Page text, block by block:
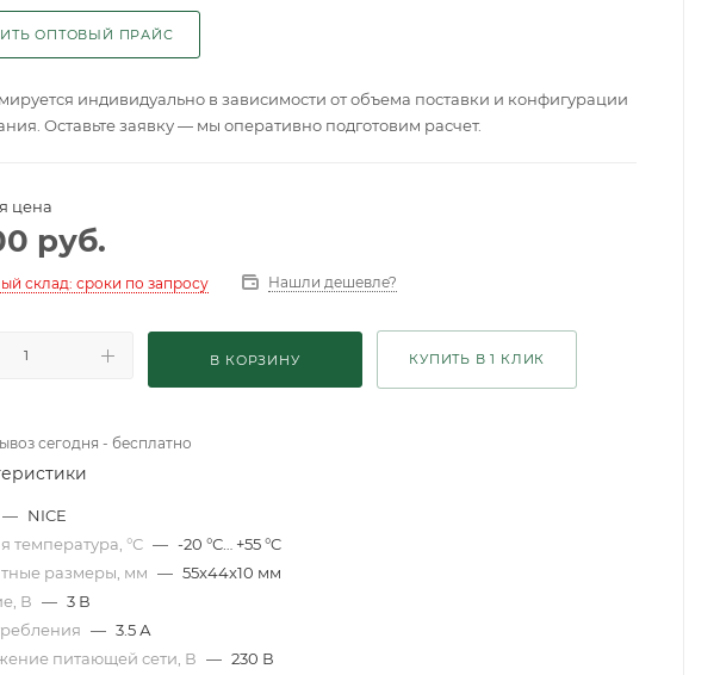
ОПТОВЫЙ ПРАЙС
индивидуально в зависимости от объема поставки и конфигурации
Оставьте заявку — мы оперативно подготовим расчет.
цена
руб.
склад: сроки по запросу Нашли дешевле?
В КОРЗИНУ КУПИТЬ В 1 КЛИК
сегодня - бесплатно
— NICE
температура, °С — -20 °С… +55 °C
размеры, мм — 55x44x10 мм
В — 3 В
— 3.5 А
питающей сети, В — 230 В